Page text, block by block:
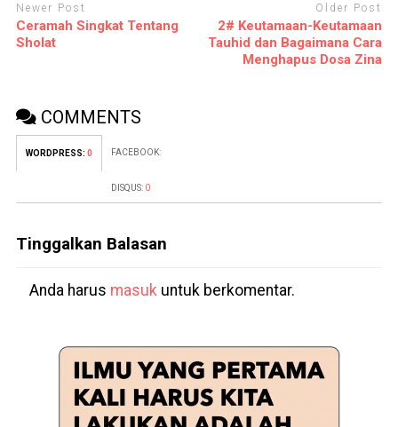
Newer Post
Ceramah Singkat Tentang
Sholat
Older Post
2# Keutamaan-Keutamaan
Tauhid dan Bagaimana Cara
Menghapus Dosa Zina
COMMENTS
WORDPRESS: 0 FACEBOOK:
DISQUS: 0
Tinggalkan Balasan
Anda harus masukuntuk berkomentar.